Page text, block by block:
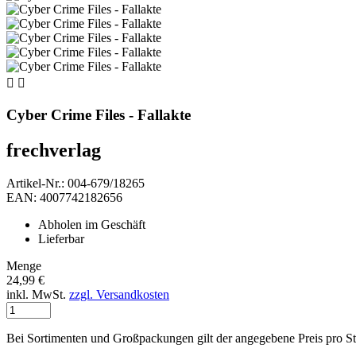
 
Cyber Crime Files - Fallakte
frechverlag
Artikel-Nr.: 004-679/18265
EAN: 4007742182656
Abholen im Geschäft
Lieferbar
Menge
24,99 €
inkl. MwSt. zzgl. Versandkosten
Bei Sortimenten und Großpackungen gilt der angegebene Preis pro